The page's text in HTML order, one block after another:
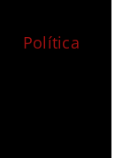
Política